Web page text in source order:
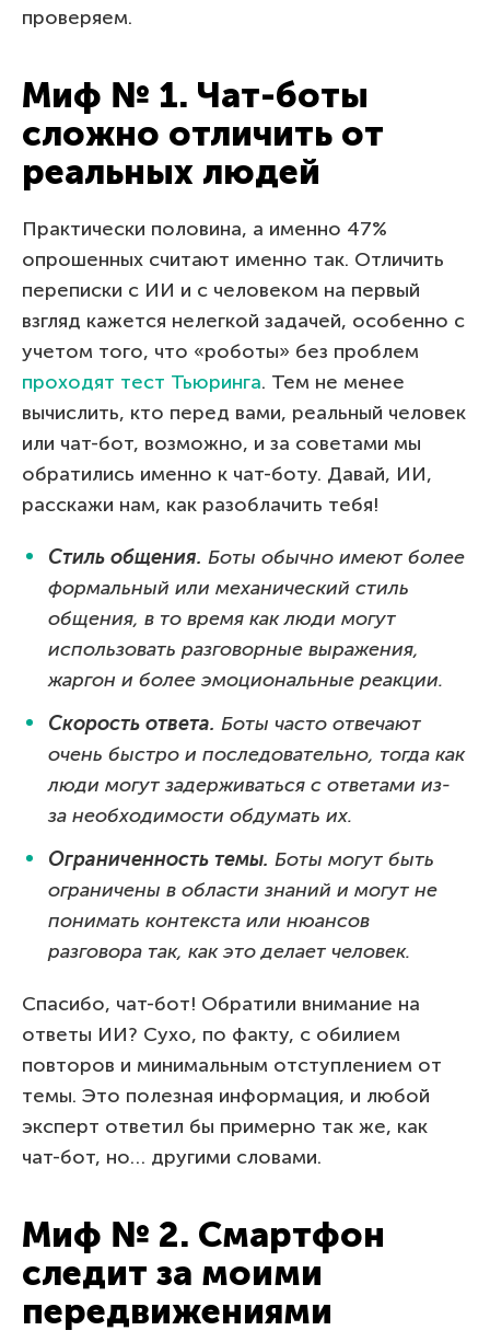
проверяем.
Миф № 1. Чат-боты
сложно отличить от
реальных людей
Практически половина, а именно 47%
опрошенных считают именно так. Отличить
переписки с ИИ и с человеком на первый
взгляд кажется нелегкой задачей, особенно с
учетом того, что «роботы» без проблем
проходят тест Тьюринга. Тем не менее
вычислить, кто перед вами, реальный человек
или чат-бот, возможно, и за советами мы
обратились именно к чат-боту. Давай, ИИ,
расскажи нам, как разоблачить тебя!
Стиль общения. Боты обычно имеют более
формальный или механический стиль
общения, в то время как люди могут
использовать разговорные выражения,
жаргон и более эмоциональные реакции.
Скорость ответа. Боты часто отвечают
очень быстро и последовательно, тогда как
люди могут задерживаться с ответами из-
за необходимости обдумать их.
Ограниченность темы. Боты могут быть
ограничены в области знаний и могут не
понимать контекста или нюансов
разговора так, как это делает человек.
Спасибо, чат-бот! Обратили внимание на
ответы ИИ? Сухо, по факту, с обилием
повторов и минимальным отступлением от
темы. Это полезная информация, и любой
эксперт ответил бы примерно так же, как
чат-бот, но… другими словами.
Миф № 2. Смартфон
следит за моими
передвижениями